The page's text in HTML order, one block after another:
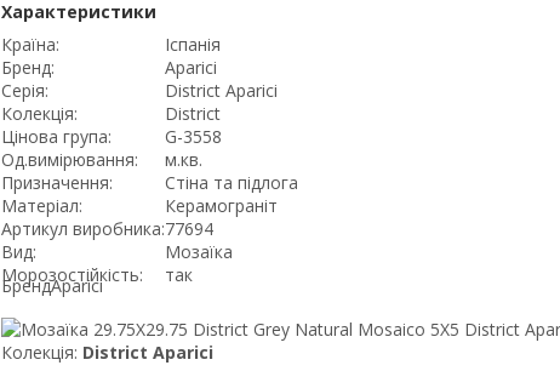
Характеристики
Країна:
Іспанія
Бренд:
Aparici
Серія:
District Aparici
Колекція:
District
Цінова група:
G-3558
Од.вимірювання:
м.кв.
Призначення:
Стіна та підлога
Матеріал:
Керамограніт
Артикул виробника:77694
Вид:
Мозаїка
Морозостійкість:
так
БрендAparici
Колекція: District Aparici